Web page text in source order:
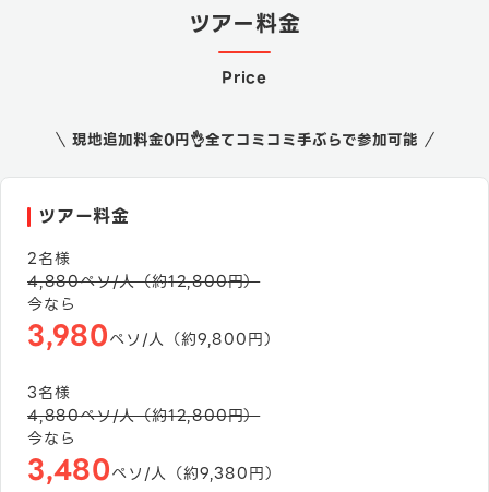
ツアー料金
Price
現地追加料金0円👌全てコミコミ手ぶらで参加可能
ツアー料金
2名様
4,880ペソ/人（約12,800円）
今なら
3,980ペソ/人（約9,800円）
3名様
4,880ペソ/人（約12,800円）
今なら
3,480ペソ/人（約9,380円）